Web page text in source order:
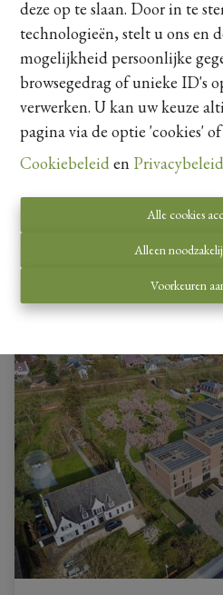
deze op te slaan. Door in te
technologieën, stelt u ons en
mogelijkheid persoonlijke
browsegedrag of unieke ID's
verwerken. U kan uw keuze
pagina via de optie 'cookies'
Cookiebeleid en
Alle cookies
Alleen
Voorkeuren
Uw eigendom
Vraag hier je gratis